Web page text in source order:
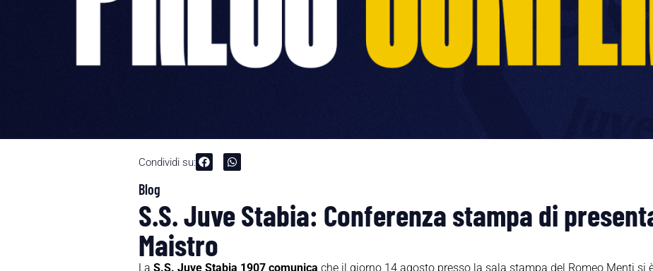
Condividi su:
Blog
S.S. Juve Stabia: Conferenza stampa di
Maistro
La S.S. Juve Stabia 1907 comunica che il giorno 14 agosto presso la sala stampa del Romeo Menti si